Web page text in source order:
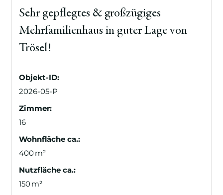
Sehr gepflegtes & großzügiges
Mehrfamilienhaus in guter Lage von
Trösel!
Objekt-ID:
2026-05-P
Zimmer:
16
Wohnfläche ca.:
400 m²
Nutzfläche ca.:
150 m²